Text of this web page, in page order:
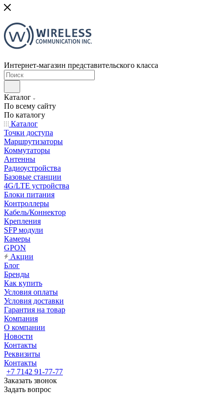
Интернет-магазин представительского класса
Каталог
По всему сайту
По каталогу
Каталог
Точки доступа
Маршрутизаторы
Коммутаторы
Антенны
Радиоустройства
Базовые станции
4G/LTE устройства
Блоки питания
Контроллеры
Кабель/Коннектор
Крепления
SFP модули
Камеры
GPON
Акции
Блог
Бренды
Как купить
Условия оплаты
Условия доставки
Гарантия на товар
Компания
О компании
Новости
Контакты
Реквизиты
Контакты
+7 7142 91-77-77
Заказать звонок
Задать вопрос